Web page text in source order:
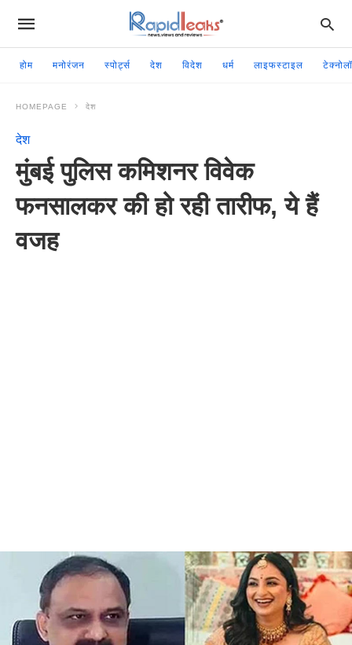
होम मनोरंजन स्पोर्ट्स देश विदेश धर्म लाइफस्टाइल
HOMEPAGE देश
देश
मुंबई पुलिस कमिशनर विवेक
फनसालकर की हो रही तारीफ, ये हैं
वजह